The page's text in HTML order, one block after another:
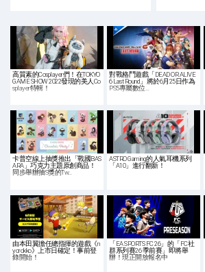
高質素的Cosplayer們！在TOKYO
GAME SHOW 2022發現的美人Co
splayer特輯！
對戰格鬥遊戲「DEAD OR ALIVE
6 Last Round」將於6月25日作為
PS5專屬數位…
卡普空線上抽獎推出「戰國BAS
ARA」巧克力主題原創商品！
同步舉辦抽S獎的Tw…
ASTRO Gaming的人氣耳機系列
「A10」進行翻新！
由本田翼擔任總指揮的遊戲《n
yorokko》上市日確定！事前登
錄開始！
「EA SPORTS FC 26」的「FC社
群系列賽26 季前賽」即將舉
辦！現正開放報名中